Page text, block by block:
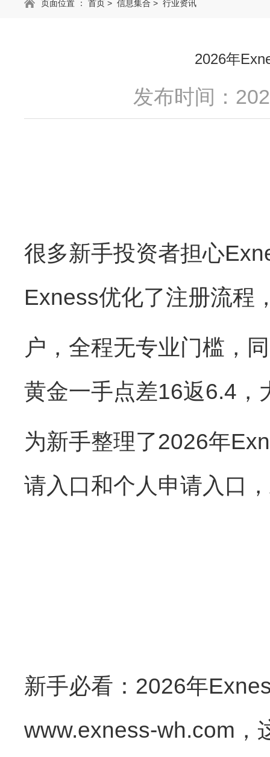
页面位置 ： 首页 > 信息集合 > 行业资讯
2026年
发布时间：
很多新手投资者担心
Exness优化了注册流程
户，全程无专业门槛，
黄金一手点差16返6.4，
为新手整理了2026年
请入口和个人申请入口
新手必看：2026年
www.exness-wh.com，